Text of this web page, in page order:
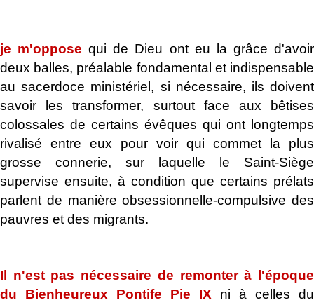
je m'opposequi de Dieu ont eu la grâce d'avoir
deux balles, préalable fondamental et indispensable
au sacerdoce ministériel, si nécessaire, ils doivent
savoir les transformer, surtout face aux bêtises
colossales de certains évêques qui ont longtemps
rivalisé entre eux pour voir qui commet la plus
grosse connerie, sur laquelle le Saint-Siège
supervise ensuite, à condition que certains prélats
parlent de manière obsessionnelle-compulsive des
pauvres et des migrants.
Il n'est pas nécessaire de remonter à l'époque
du Bienheureux Pontife Pie IX ni à celles du